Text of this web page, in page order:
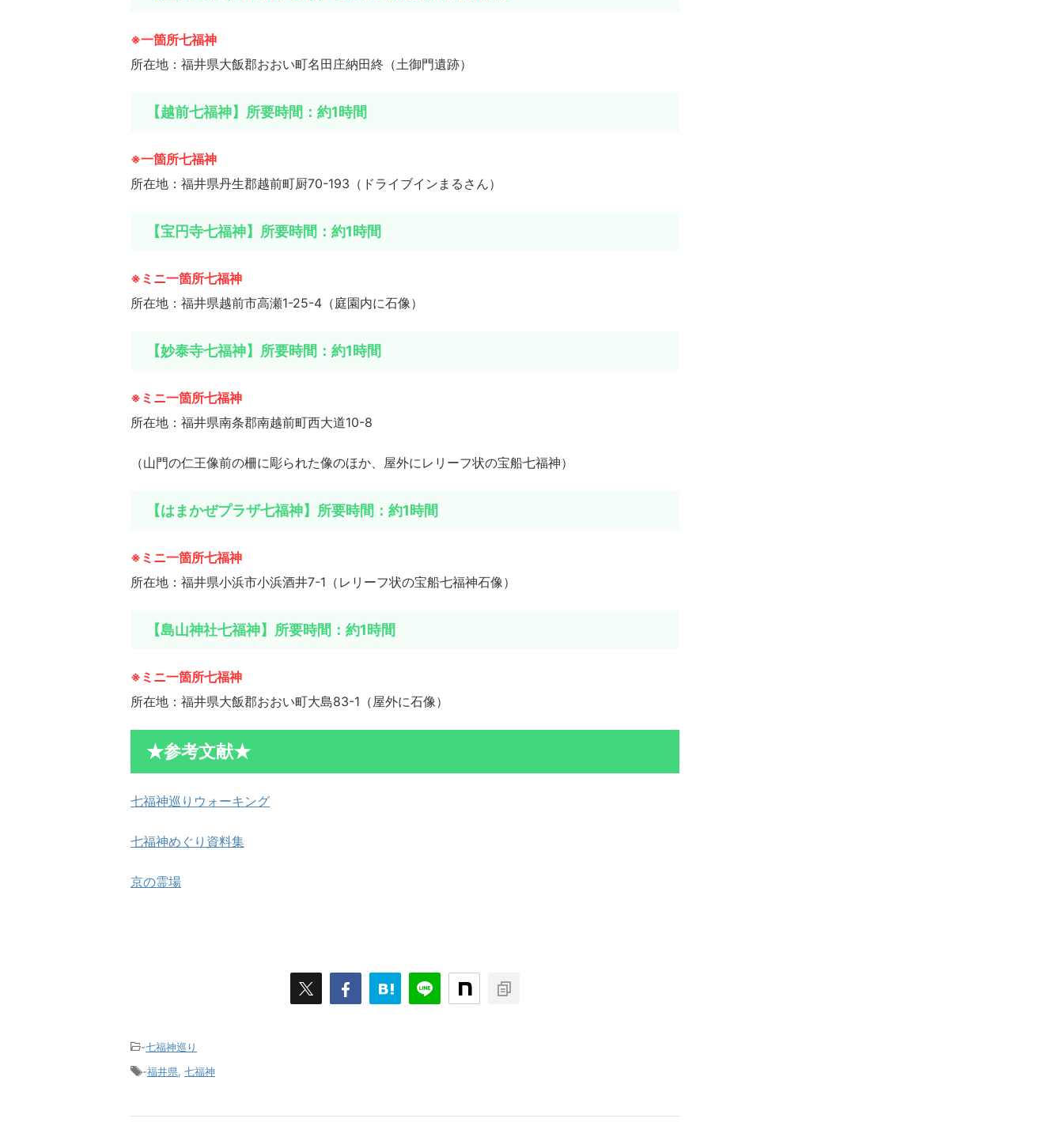
※一箇所七福神
所在地：福井県大飯郡おおい町名田庄納田終（土御門遺跡）
【越前七福神】所要時間：約1時間
※一箇所七福神
所在地：福井県丹生郡越前町厨70-193（ドライブインまるさん）
【宝円寺七福神】所要時間：約1時間
※ミニ一箇所七福神
所在地：福井県越前市高瀬1-25-4（庭園内に石像）
【妙泰寺七福神】所要時間：約1時間
※ミニ一箇所七福神
所在地：福井県南条郡南越前町西大道10-8
（山門の仁王像前の柵に彫られた像のほか、屋外にレリーフ状の宝船七福神）
【はまかぜプラザ七福神】所要時間：約1時間
※ミニ一箇所七福神
所在地：福井県小浜市小浜酒井7-1（レリーフ状の宝船七福神石像）
【島山神社七福神】所要時間：約1時間
※ミニ一箇所七福神
所在地：福井県大飯郡おおい町大島83-1（屋外に石像）
★参考文献★
七福神巡りウォーキング
七福神めぐり資料集
京の霊場
-七福神巡り
-福井県 七福神